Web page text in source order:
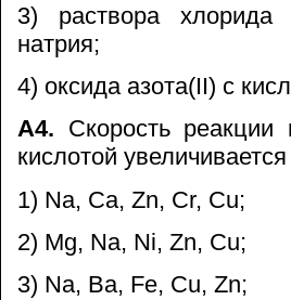
3) раствора хлорида
натрия;
4) оксида азота(II) с
А4. Скорость
кислотой
1) Na, Ca, Zn, Cr, Cu;
2) Mg, Na, Ni, Zn, Cu;
3) Na, Ba, Fe, Cu, Zn;